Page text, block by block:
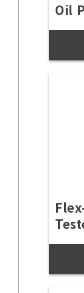
Oil